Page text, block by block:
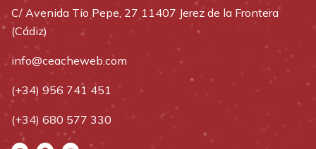
C/ Avenida Tio Pepe, 27 11407 Jerez de la Frontera
(Cádiz)
info@ceacheweb.com
(+34) 956 741 451
(+34) 680 577 330